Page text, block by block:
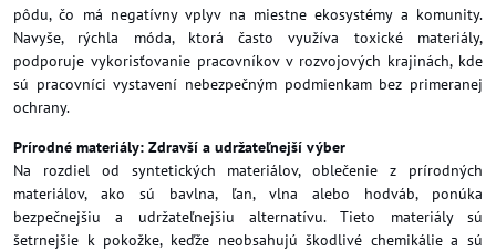
pôdu, čo má negatívny vplyv na miestne ekosystémy a komunity.
Navyše, rýchla móda, ktorá často využíva toxické materiály,
podporuje vykorisťovanie pracovníkov v rozvojových krajinách, kde
sú pracovníci vystavení nebezpečným podmienkam bez primeranej
ochrany.
Prírodné materiály: Zdravší a udržateľnejší výber
Na rozdiel od syntetických materiálov, oblečenie z prírodných
materiálov, ako sú bavlna, ľan, vlna alebo hodváb, ponúka
bezpečnejšiu a udržateľnejšiu alternatívu. Tieto materiály sú
šetrnejšie k pokožke, keďže neobsahujú škodlivé chemikálie a sú